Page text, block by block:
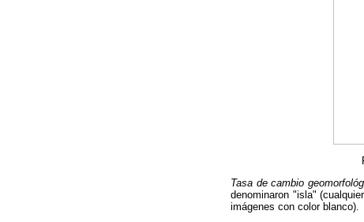
Tasa de cambio
denominaron "isla"
imágenes con color blanco).